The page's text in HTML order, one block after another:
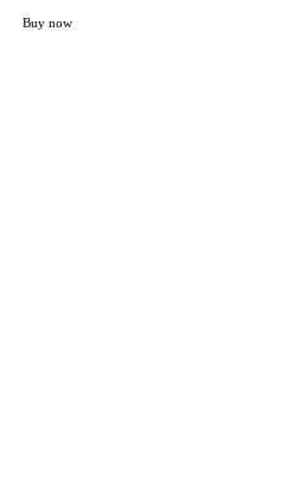
Buy now